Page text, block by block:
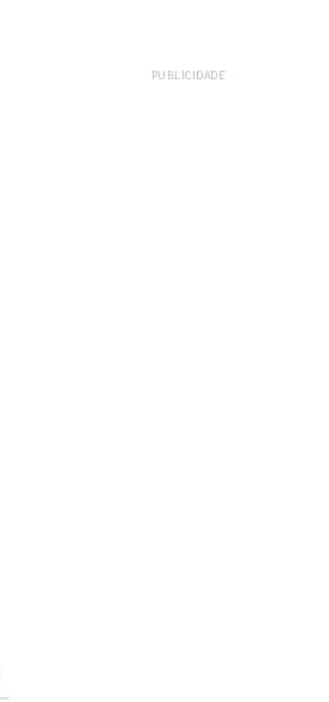
PUBLICIDADE